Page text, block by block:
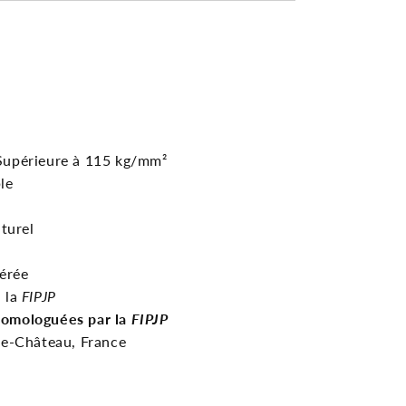
à 115 kg/mm²
la FIPJP
par la FIPJP
Château, France